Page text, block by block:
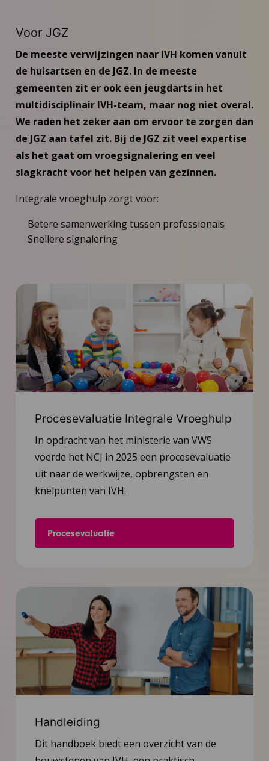
Nieuws
Inspiratie
Contact
Voor JGZ
De meeste verwijzingen naar IVH komen vanuit
de huisartsen en de JGZ. In de meeste
gemeenten zit er ook een jeugdarts in het
multidisciplinair IVH-team, maar nog niet overal.
We raden het zeker aan om ervoor te zorgen dan
de JGZ aan tafel zit. Bij de JGZ zit veel expertise
als het gaat om vroegsignalering en veel
slagkracht voor het helpen van gezinnen.
Integrale vroeghulp zorgt voor:
Betere samenwerking tussen professionals
Snellere signalering
Procesevaluatie Integrale Vroeghulp
In opdracht van het ministerie van VWS
voerde het NCJ in 2025 een procesevaluatie
uit naar de werkwijze, opbrengsten en
knelpunten van IVH.
Procesevaluatie
Handleiding
Dit handboek biedt een overzicht van de